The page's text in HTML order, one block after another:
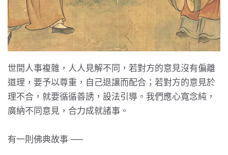
世間人事複雜，人人見解不同，若對方的意見沒有偏離
道理，要予以尊重，自己退讓而配合；若對方的意見於
理不合，就要循循善誘，設法引導。我們應心寬念純，
廣納不同意見，合力成就諸事。
有一則佛典故事 ──